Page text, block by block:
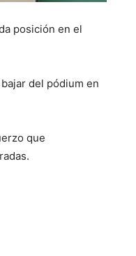
posición en el
del pódium en
que